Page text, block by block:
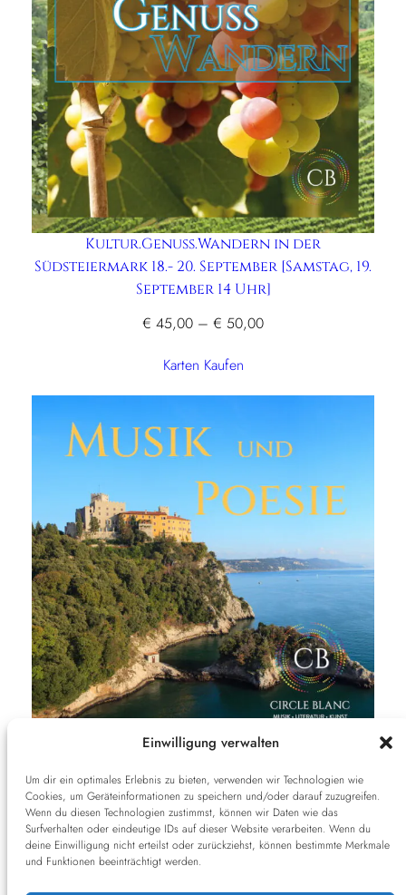
Einwilligung verwalten
Um dir ein optimales Erlebnis zu bieten, verwenden wir Technologien wie
Cookies, um Geräteinformationen zu speichern und/oder darauf zuzugreifen.
Wenn du diesen Technologien zustimmst, können wir Daten wie das
Surfverhalten oder eindeutige IDs auf dieser Website verarbeiten. Wenn du
deine Einwilligung nicht erteilst oder zurückziehst, können bestimmte Merkmale
und Funktionen beeinträchtigt werden.
Kultur.Genuss.Wandern in der
Südsteiermark 18.- 20. September [Samstag, 19.
September 14 Uhr]
€ 45,00 – € 50,00Preisspanne:
€ 50,00
Karten Kaufen
Musik und Poesie – Montag, 19. Oktober 2026
19:30 Uhr
€30,00 –€35,00Preisspanne:
€ 30,00
bis
Karten Kaufen